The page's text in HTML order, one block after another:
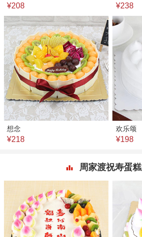
¥208 ¥238
想念
¥218
欢乐颂
¥198
周家渡祝寿蛋糕